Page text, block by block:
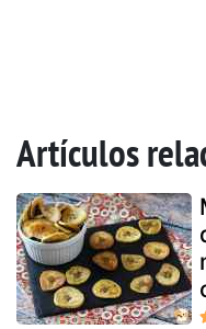
Artículos